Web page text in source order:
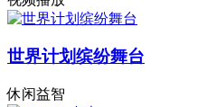
世界计划缤纷舞台
休闲益智